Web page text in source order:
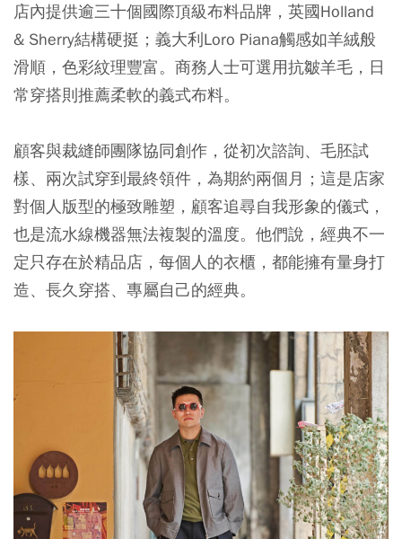
店內提供逾三十個國際頂級布料品牌，英國Holland
& Sherry結構硬挺；義大利Loro Piana觸感如羊絨般
滑順，色彩紋理豐富。商務人士可選用抗皺羊毛，日
常穿搭則推薦柔軟的義式布料。
顧客與裁縫師團隊協同創作，從初次諮詢、毛胚試
樣、兩次試穿到最終領件，為期約兩個月；這是店家
對個人版型的極致雕塑，顧客追尋自我形象的儀式，
也是流水線機器無法複製的溫度。他們說，經典不一
定只存在於精品店，每個人的衣櫃，都能擁有量身打
造、長久穿搭、專屬自己的經典。